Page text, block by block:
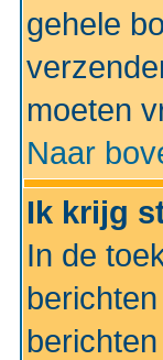
gehele
moeten
Naar
Ik krijg
In de